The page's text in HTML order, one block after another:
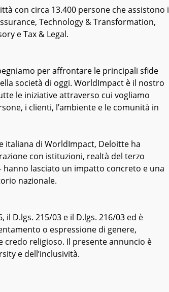
con circa 13.400 persone che assistono i
Technology & Transformation,
e Tax & Legal.
per affrontare le principali sfide
società di oggi. WorldImpact è il nostro
le iniziative attraverso cui vogliamo
i clienti, l’ambiente e le comunità in
italiana di WorldImpact, Deloitte ha
con istituzioni, realtà del terzo
lasciato un impatto concreto e una
nazionale.
il D.lgs. 215/03 e il D.lgs. 216/03 ed è
o espressione di genere,
credo religioso. Il presente annuncio è
e dell’inclusività.